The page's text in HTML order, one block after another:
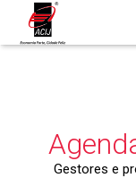
Gestores e